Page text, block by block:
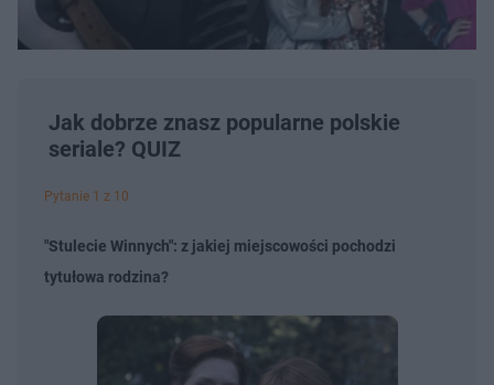
Jak dobrze znasz popularne polskie
seriale? QUIZ
Pytanie 1 z 10
"Stulecie Winnych": z jakiej miejscowości pochodzi
tytułowa rodzina?